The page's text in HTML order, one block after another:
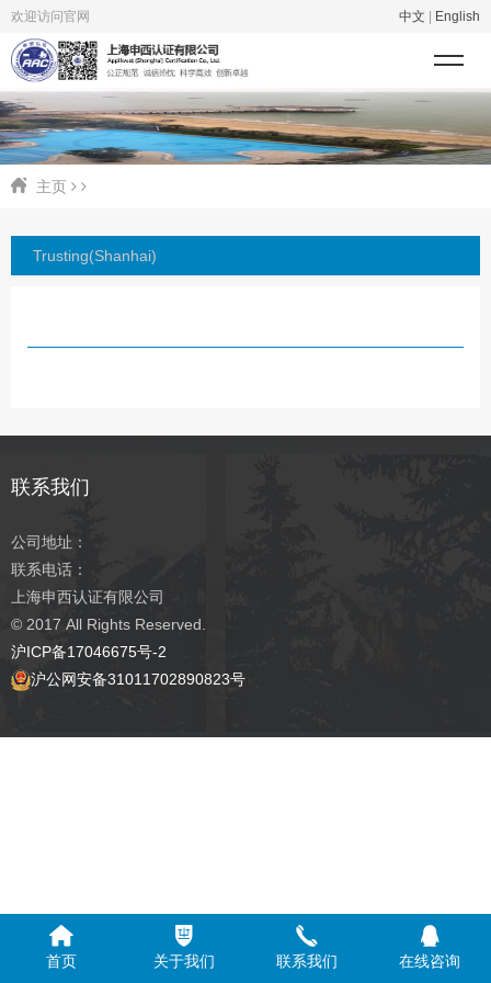
欢迎访问官网 中文 English
主页
Trusting(Shanhai)
联系我们
公司地址：
联系电话：
上海申西认证有限公司
© 2017 All Rights Reserved.
沪ICP备17046675号-2
沪公网安备31011702890823号
首页 关于我们 联系我们 在线咨询